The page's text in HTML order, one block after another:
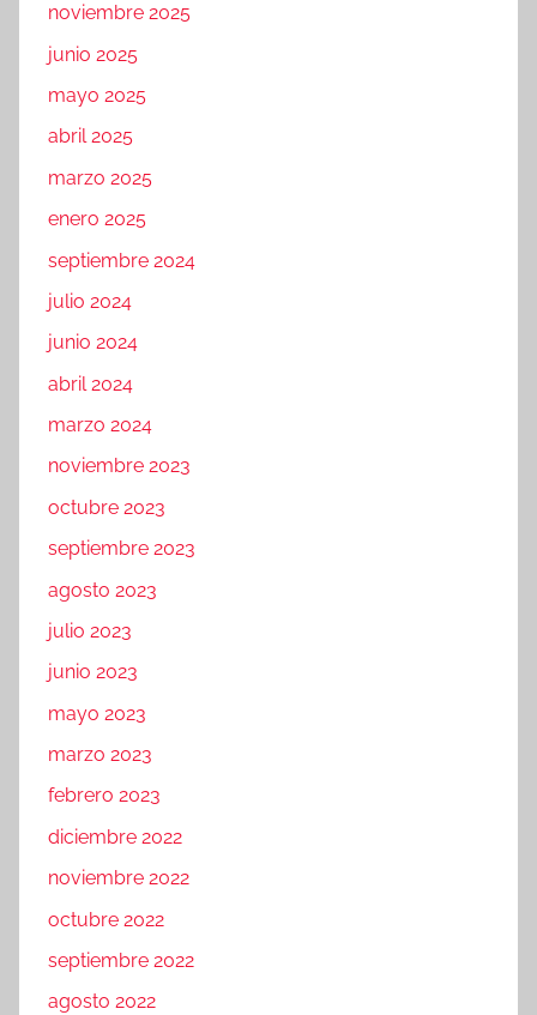
noviembre 2025
junio 2025
mayo 2025
abril 2025
marzo 2025
enero 2025
septiembre 2024
julio 2024
junio 2024
abril 2024
marzo 2024
noviembre 2023
octubre 2023
septiembre 2023
agosto 2023
julio 2023
junio 2023
mayo 2023
marzo 2023
febrero 2023
diciembre 2022
noviembre 2022
octubre 2022
septiembre 2022
agosto 2022